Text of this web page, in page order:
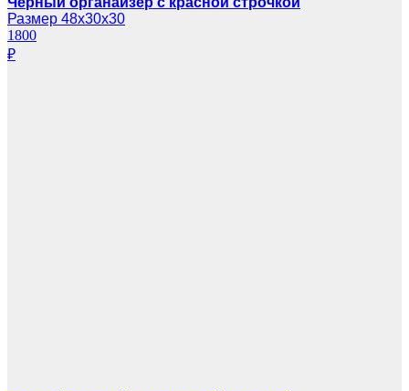
Размер 48х30х30
1800
₽